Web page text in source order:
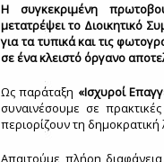
Η συγκεκριμένη
μετατρέψει το Διοικητικό
για τα τυπικά και τις
σε ένα κλειστό όργανο
Ως παράταξη «Ισχυροί
συναινέσουμε σε
περιορίζουν τη
Απαιτούμε πλήρη